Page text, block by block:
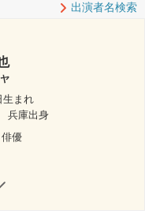
出演者名検索
生まれ
兵庫出身
優